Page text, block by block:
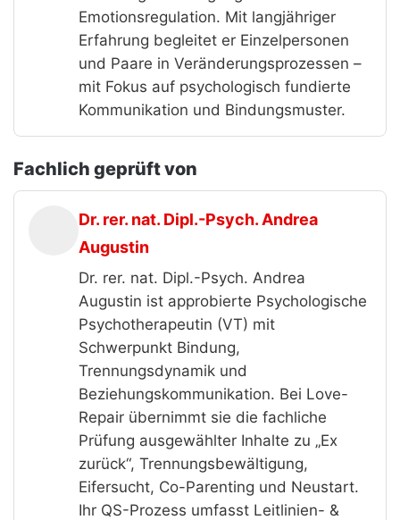
Emotionsregulation. Mit langjähriger
Erfahrung begleitet er Einzelpersonen
und Paare in Veränderungsprozessen –
mit Fokus auf psychologisch fundierte
Kommunikation und Bindungsmuster.
Fachlich geprüft von
Dr. rer. nat. Dipl.-Psych. Andrea
Augustin
Dr. rer. nat. Dipl.-Psych. Andrea
Augustin ist approbierte Psychologische
Psychotherapeutin (VT) mit
Schwerpunkt Bindung,
Trennungsdynamik und
Beziehungskommunikation. Bei Love-
Repair übernimmt sie die fachliche
Prüfung ausgewählter Inhalte zu „Ex
zurück“, Trennungsbewältigung,
Eifersucht, Co-Parenting und Neustart.
Ihr QS-Prozess umfasst Leitlinien- &